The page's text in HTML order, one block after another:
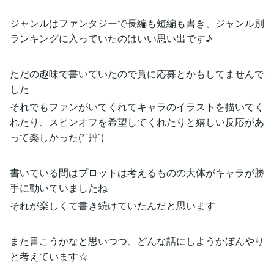
ジャンルはファンタジーで長編も短編も書き、ジャンル別
ランキングに入っていたのはいい思い出です♪
ただの趣味で書いていたので賞に応募とかもしてませんで
した
それでもファンがいてくれてキャラのイラストを描いてく
れたり、スピンオフを希望してくれたりと嬉しい反応があ
って楽しかった(*´艸`)
書いている間はプロットは考えるものの大体がキャラが勝
手に動いていましたね
それが楽しくて書き続けていたんだと思います
また書こうかなと思いつつ、どんな話にしようかぼんやり
と考えています☆